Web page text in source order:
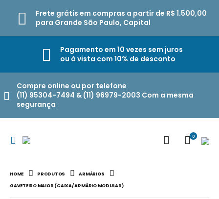
Frete grátis em compras a partir de R$ 1.500,00
para Grande São Paulo, Capital
Pagamento em 10 vezes sem juros
ou à vista com 10% de desconto
Compre online ou por telefone
(11) 95304-7494 & (11) 96979-2003 Com a mesma
segurança
0
HOME PRODUTOS
ARMÁRIOS
GAVETEIRO MAIOR (CAIXA/ ARMÁRIO MODULAR)